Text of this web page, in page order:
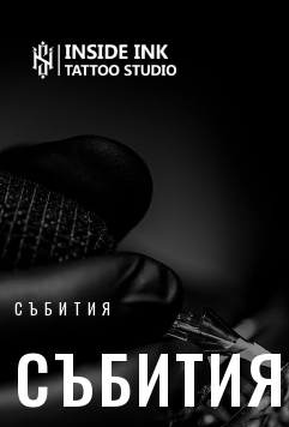
СЪБИТИЯ
СЪБИТИЯ